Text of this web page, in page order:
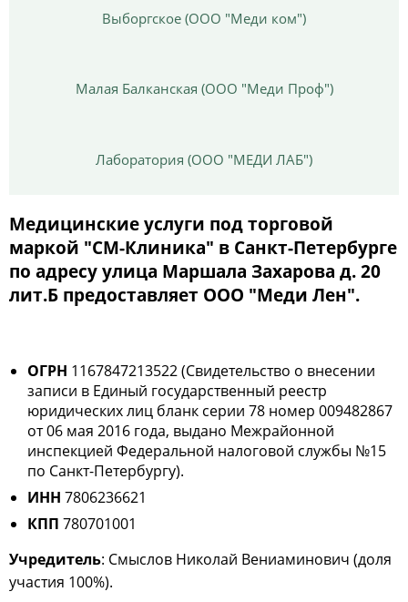
Выборгское (ООО "Меди ком")
Малая Балканская (ООО "Меди Проф")
Лаборатория (ООО "МЕДИ ЛАБ")
Медицинские услуги под торговой
маркой "СМ-Клиника" в Санкт-Петербурге
по адресу улица Маршала Захарова д. 20
лит.Б предоставляет ООО "Меди Лен".
ОГРН 1167847213522 (Свидетельство о внесении
записи в Единый государственный реестр
юридических лиц бланк серии 78 номер 009482867
от 06 мая 2016 года, выдано Межрайонной
инспекцией Федеральной налоговой службы №15
по Санкт-Петербургу).
ИНН 7806236621
КПП 780701001
Учредитель: Смыслов Николай Вениаминович (доля
участия 100%).